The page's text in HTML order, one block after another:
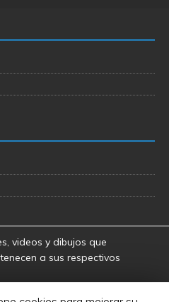
videos y dibujos que
a sus respectivos